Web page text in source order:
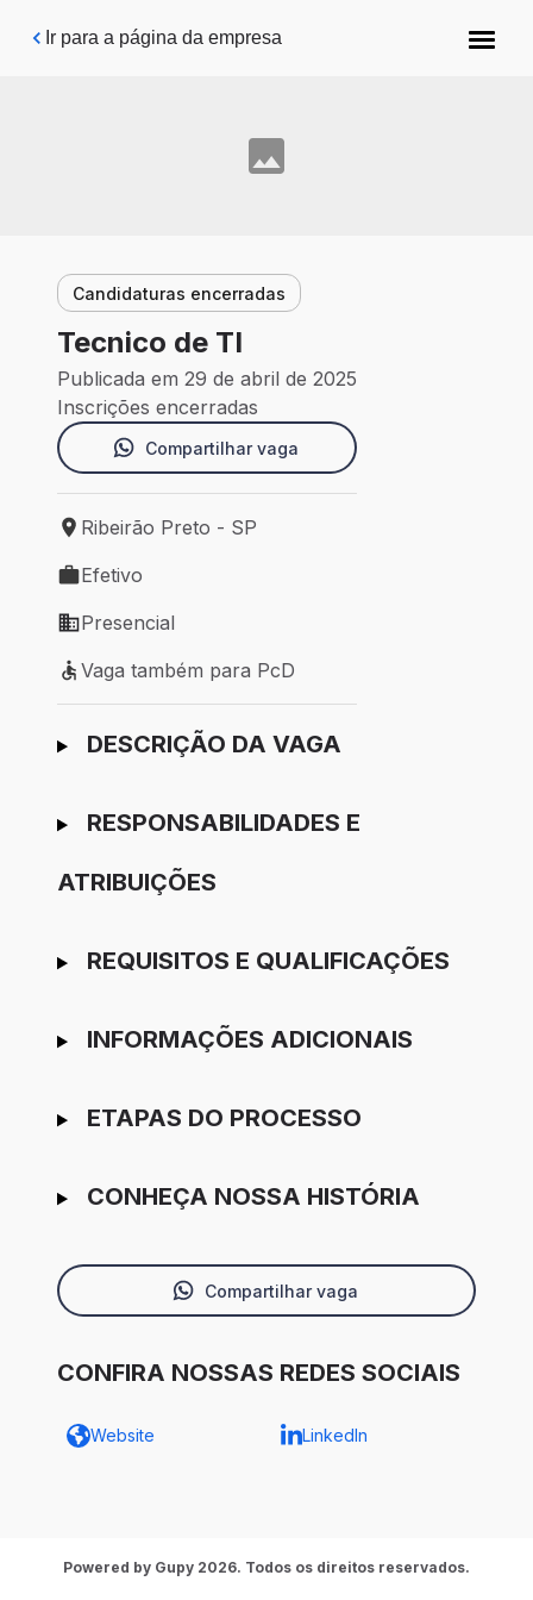
Pular para o conteúdo principal
Ir para a página da empresa
Candidaturas encerradas
Tecnico de TI
Publicada em 29 de abril de 2025
Inscrições encerradas
Compartilhar vaga
Local de trabalho: Ribeirão Preto - SP
Ribeirão Preto - SP
Tipo de vaga: Efetivo
Efetivo
Modelo de trabalho: Presencial
Presencial
Vaga também para PcD
Vaga também para PcD
Ir para candidatura
DESCRIÇÃO DA VAGA
RESPONSABILIDADES E
ATRIBUIÇÕES
REQUISITOS E QUALIFICAÇÕES
INFORMAÇÕES ADICIONAIS
ETAPAS DO PROCESSO
CONHEÇA NOSSA HISTÓRIA
Compartilhar vaga
CONFIRA NOSSAS REDES SOCIAIS
Website LinkedIn
Powered by Gupy 2026. Todos os direitos reservados.